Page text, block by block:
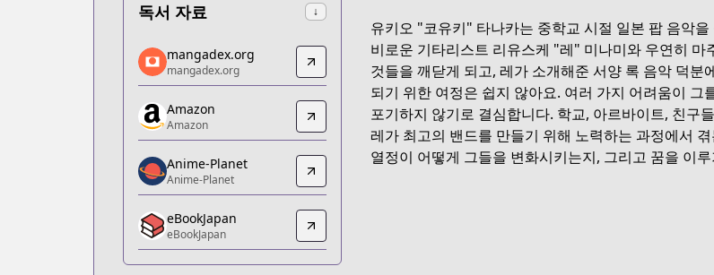
독서 자료 ↓
mangadex.org
mangadex.org
https://mangadex.org/title/4cf9b503-439a-48f7-9fc5-21831087a421
Amazon
Amazon
https://www.amazon.co.jp/dp/B0DPTTXD4P
Anime-Planet
Anime-Planet
https://www.anime-planet.com/manga/beck-mongolian-chop-squad
eBookJapan
eBookJapan
mangadex.org
mangadex.org
Amazon
Amazon
Anime-Planet
Anime-Planet
eBookJapan
eBookJapan
유키오 "코유키" 타나카는 중학교 시절 일본 팝 음악
비로운 기타리스트 리유스케 "레" 미나미와 우연히
것들을 깨닫게 되고, 레가 소개해준 서양 록 음악 덕
되기 위한 여정은 쉽지 않아요. 여러 가지 어려움이
포기하지 않기로 결심합니다. 학교, 아르바이트, 친구
레가 최고의 밴드를 만들기 위해 노력하는 과정에서
열정이 어떻게 그들을 변화시키는지, 그리고 꿈을 이